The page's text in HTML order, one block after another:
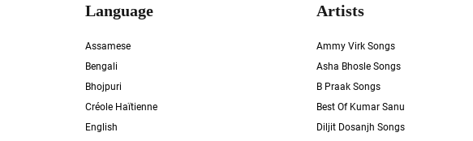
Language
Assamese
Bengali
Bhojpuri
Créole Haïtienne
English
Artists
Ammy Virk Songs
Asha Bhosle Songs
B Praak Songs
Best Of Kumar Sanu
Diljit Dosanjh Songs